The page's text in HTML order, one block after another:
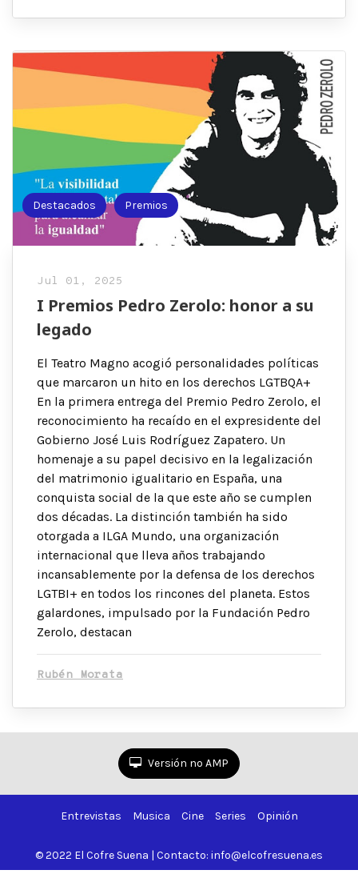
Destacados Premios
Jul 01, 2025
I Premios Pedro Zerolo: honor a su
legado
El Teatro Magno acogió personalidades políticas
que marcaron un hito en los derechos LGTBQA+
En la primera entrega del Premio Pedro Zerolo, el
reconocimiento ha recaído en el expresidente del
Gobierno José Luis Rodríguez Zapatero. Un
homenaje a su papel decisivo en la legalización
del matrimonio igualitario en España, una
conquista social de la que este año se cumplen
dos décadas. La distinción también ha sido
otorgada a ILGA Mundo, una organización
internacional que lleva años trabajando
incansablemente por la defensa de los derechos
LGTBI+ en todos los rincones del planeta. Estos
galardones, impulsado por la Fundación Pedro
Zerolo, destacan
Rubén Morata
Versión no AMP
Entrevistas Musica Cine Series Opinión
© 2022 El Cofre Suena | Contacto: info@elcofresuena.es